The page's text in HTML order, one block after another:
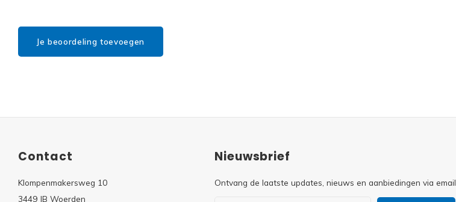
Je beoordeling toevoegen
Contact
Klompenmakersweg 10
3449 JB Woerden
Nieuwsbrief
Ontvang de laatste updates, nieuws en aanbiedingen via email